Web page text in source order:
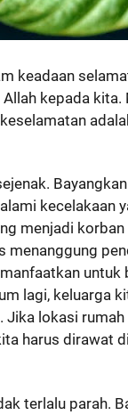
keadaan
kepada
kecelakaan
menjadi
menanggung
lagi, keluarga
Jika lokasi
harus dirawat
terlalu parah.